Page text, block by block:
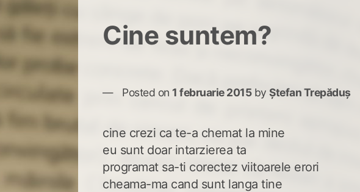
Cine suntem?
Posted on 1 februarie 2015byȘtefan Trepăduș
cine crezi ca te-a chemat la mine
eu sunt doar intarzierea ta
programat sa-ti corectez viitoarele erori
cheama-ma cand sunt langa tine